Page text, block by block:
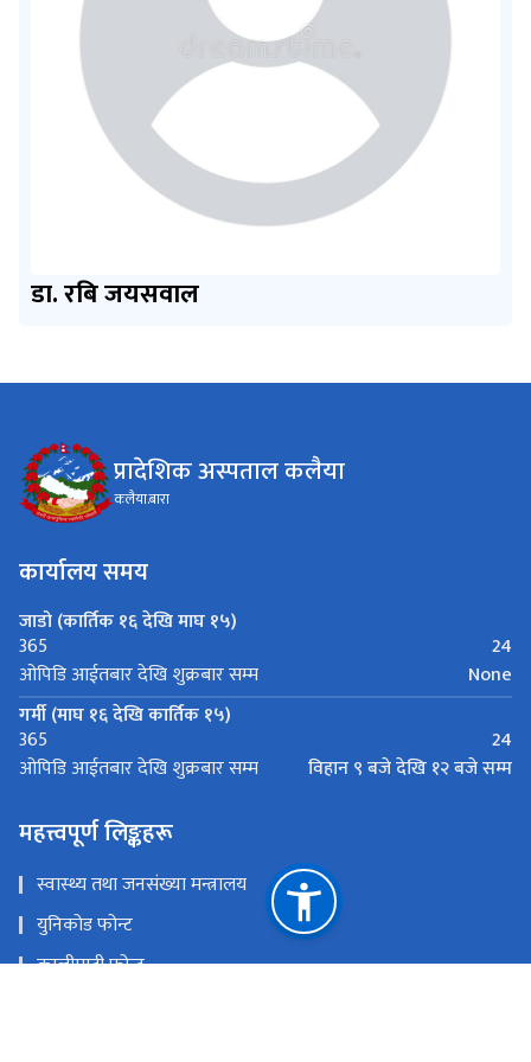
डा. रबि जयसवाल
प्रादेशिक अस्पताल कलैया
कलैया.बारा
कार्यालय समय
जाडो (कार्तिक १६ देखि माघ १५)
365
24
ओपिडि आईतबार देखि शुक्रबार सम्म
None
गर्मी (माघ १६ देखि कार्तिक १५)
365
24
ओपिडि आईतबार देखि शुक्रबार सम्म
विहान ९ बजे देखि १२ बजे सम्म
महत्त्वपूर्ण लिङ्कहरू
स्वास्थ्य तथा जनसंख्या मन्त्रालय
युनिकोड फोन्ट
कालीमाटी फोन्ट